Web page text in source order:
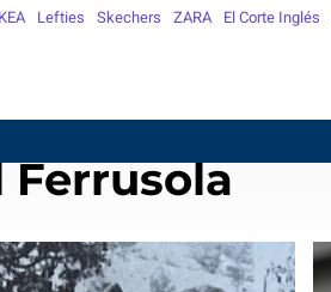
Lefties Skechers ZARA El Corte Inglés